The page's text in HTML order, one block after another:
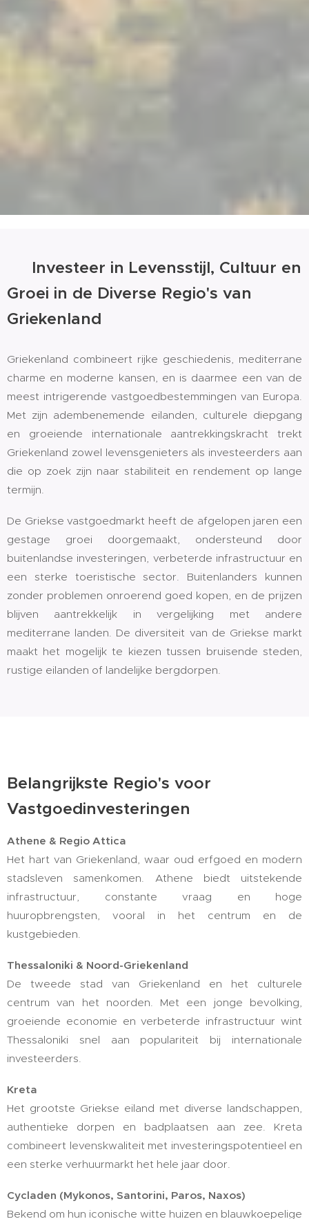
🌍 Investeer in Levensstijl, Cultuur en
Groei in de Diverse Regio's van
Griekenland
Griekenland combineert rijke geschiedenis, mediterrane
charme en moderne kansen, en is daarmee een van de
meest intrigerende vastgoedbestemmingen van Europa.
Met zijn adembenemende eilanden, culturele diepgang
en groeiende internationale aantrekkingskracht trekt
Griekenland zowel levensgenieters als investeerders aan
die op zoek zijn naar stabiliteit en rendement op lange
termijn.
De Griekse vastgoedmarkt heeft de afgelopen jaren een
gestage groei doorgemaakt, ondersteund door
buitenlandse investeringen, verbeterde infrastructuur en
een sterke toeristische sector. Buitenlanders kunnen
zonder problemen onroerend goed kopen, en de prijzen
blijven aantrekkelijk in vergelijking met andere
mediterrane landen. De diversiteit van de Griekse markt
maakt het mogelijk te kiezen tussen bruisende steden,
rustige eilanden of landelijke bergdorpen.
Belangrijkste Regio's voor
Vastgoedinvesteringen
Athene & Regio Attica
Het hart van Griekenland, waar oud erfgoed en modern
stadsleven samenkomen. Athene biedt uitstekende
infrastructuur, constante vraag en hoge
huuropbrengsten, vooral in het centrum en de
kustgebieden.
Thessaloniki & Noord-Griekenland
De tweede stad van Griekenland en het culturele
centrum van het noorden. Met een jonge bevolking,
groeiende economie en verbeterde infrastructuur wint
Thessaloniki snel aan populariteit bij internationale
investeerders.
Kreta
Het grootste Griekse eiland met diverse landschappen,
authentieke dorpen en badplaatsen aan zee. Kreta
combineert levenskwaliteit met investeringspotentieel en
een sterke verhuurmarkt het hele jaar door.
Cycladen (Mykonos, Santorini, Paros, Naxos)
Bekend om hun iconische witte huizen en blauwkoepelige